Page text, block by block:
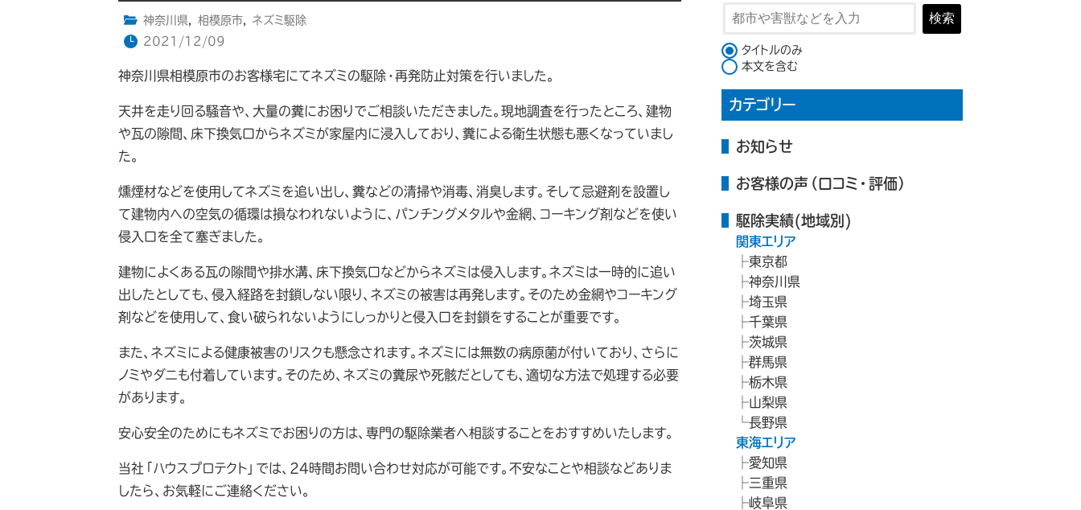
神奈川県, 相模原市,
ネズミ駆除
2021/12/09
神奈川県相模原市のお客様宅にてネズミの駆除・再発防止対策を行いました。
天井を走り回る騒音や、大量の糞にお困りでご相談いただきました。現地調査を行ったところ、建物
や瓦の隙間、床下換気口からネズミが家屋内に浸入しており、糞による衛生状態も悪くなっていまし
た。
燻煙材などを使用してネズミを追い出し、糞などの清掃や消毒、消臭します。そして忌避剤を設置し
て建物内への空気の循環は損なわれないように、パンチングメタルや金網、コーキング剤などを使い
侵入口を全て塞ぎました。
建物によくある瓦の隙間や排水溝、床下換気口などからネズミは侵入します。ネズミは一時的に追い
出したとしても、侵入経路を封鎖しない限り、ネズミの被害は再発します。そのため金網やコーキング
剤などを使用して、食い破られないようにしっかりと侵入口を封鎖をすることが重要です。
また、ネズミによる健康被害のリスクも懸念されます。ネズミには無数の病原菌が付いており、さらに
ノミやダニも付着しています。そのため、ネズミの糞尿や死骸だとしても、適切な方法で処理する必要
があります。
安心安全のためにもネズミでお困りの方は、専門の駆除業者へ相談することをおすすめいたします。
当社「ハウスプロテクト」では、24時間お問い合わせ対応が可能です。不安なことや相談などありま
したら、お気軽にご連絡ください。
検索
検索対象
タイトルのみ
本文を含む
カテゴリー
お知らせ
お客様の声（口コミ・評価）
駆除実績(地域別)
関東エリア
東京都
神奈川県
埼玉県
千葉県
茨城県
群馬県
栃木県
山梨県
長野県
東海エリア
愛知県
三重県
岐阜県